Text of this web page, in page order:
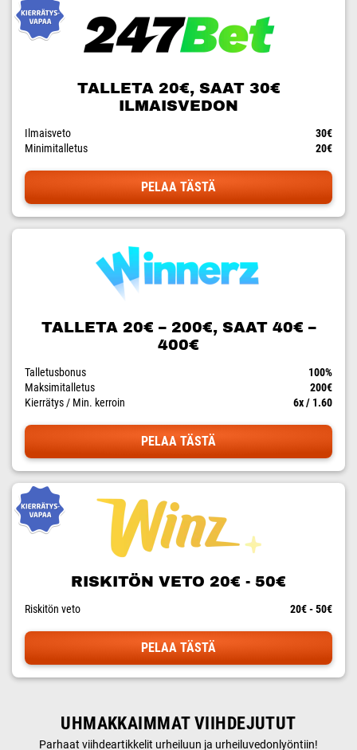
TALLETA 20€, SAAT 30€
ILMAISVEDON
Ilmaisveto
30€
Minimitalletus
20€
PELAA TÄSTÄ
TALLETA 20€ – 200€, SAAT 40€ –
400€
Talletusbonus
100%
Maksimitalletus
200€
Kierrätys / Min. kerroin
6x / 1.60
PELAA TÄSTÄ
RISKITÖN VETO 20€ - 50€
Riskitön veto 20€ - 50€
PELAA TÄSTÄ
UHMAKKAIMMAT VIIHDEJUTUT
Parhaat viihdeartikkelit urheiluun ja urheiluvedonlyöntiin!